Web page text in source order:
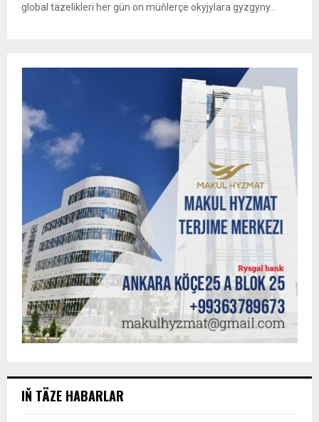
global täzelikleri her gün on müňlerçe okyjylara gyzgyny...
IŇ TÄZE HABARLAR